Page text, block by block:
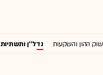
שוק ההון והשקעות נדל''ן ותשתיות